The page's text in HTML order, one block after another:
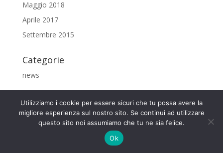
Maggio 2018
Aprile 2017
Settembre 2015
Categorie
news
www.defibrillatoreonline.it
Utilizziamo i cookie per essere sicuri che tu possa avere la
migliore esperienza sul nostro sito. Se continui ad utilizzare
questo sito noi assumiamo che tu ne sia felice.
Ok